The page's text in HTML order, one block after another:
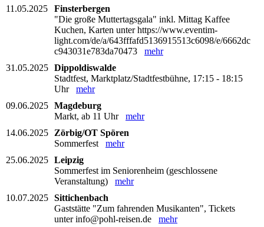
11.05.2025
Finsterbergen
"Die große Muttertagsgala" inkl. Mittag Kaffee
Kuchen, Karten unter https://www.eventim-
light.com/de/a/643fffafd5136915513c6098/e/6662dc
c943031e783da70473 mehr
31.05.2025 Dippoldiswalde
Stadtfest, Marktplatz/Stadtfestbühne, 17:15 - 18:15
Uhr mehr
09.06.2025 Magdeburg
Markt, ab 11 Uhr mehr
14.06.2025
Zörbig/OT Spören
Sommerfest mehr
25.06.2025 Leipzig
Sommerfest im Seniorenheim (geschlossene
Veranstaltung) mehr
10.07.2025 Sittichenbach
Gaststätte "Zum fahrenden Musikanten", Tickets
unter info@pohl-reisen.de mehr